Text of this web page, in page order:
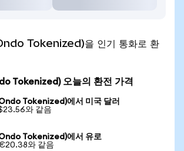
Tokenized)을 인기 통화로 환
Tokenized) 오늘의 환전 가격
Tokenized)에서 미국 달러
와 같음
Tokenized)에서 유로
와 같음